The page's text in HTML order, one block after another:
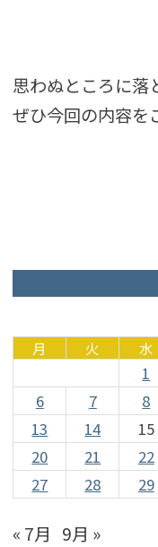
思わぬところに落
ぜひ今回の内容を
月 火 水
1
6
7 8
13
14 15
20
21 22
27
28 29
« 7月 9月 »